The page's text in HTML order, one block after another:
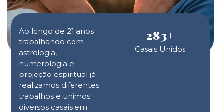
Ao longo de 21 anos
trabalhando com
astrologia,
numerologia e
projeção espiritual já
realizamos diferentes
trabalhos e unimos
diversos casais em
283+
Casais Unidos